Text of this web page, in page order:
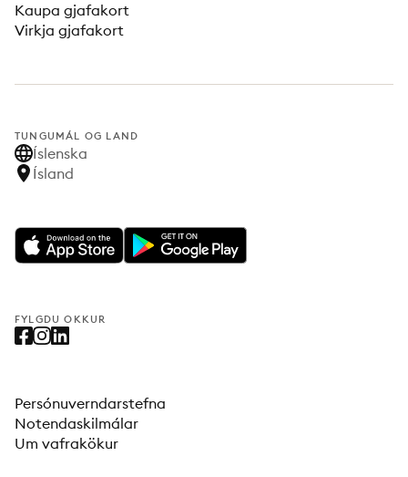
Kaupa gjafakort
Virkja gjafakort
TUNGUMÁL OG LAND
Íslenska
Ísland
FYLGDU OKKUR
Persónuverndarstefna
Notendaskilmálar
Um vafrakökur